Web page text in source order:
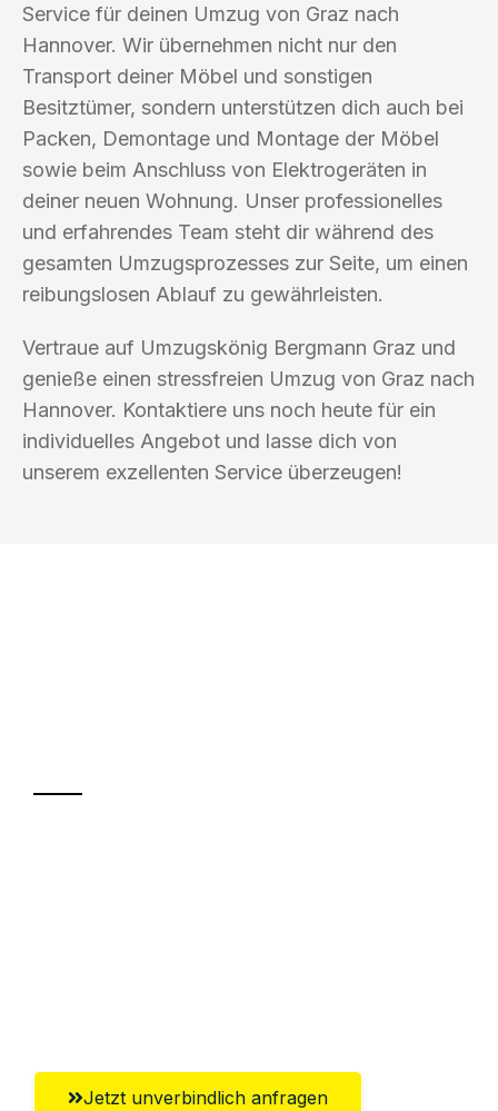
Service für deinen Umzug von Graz nach
Hannover. Wir übernehmen nicht nur den
Transport deiner Möbel und sonstigen
Besitztümer, sondern unterstützen dich auch bei
Packen, Demontage und Montage der Möbel
sowie beim Anschluss von Elektrogeräten in
deiner neuen Wohnung. Unser professionelles
und erfahrendes Team steht dir während des
gesamten Umzugsprozesses zur Seite, um einen
reibungslosen Ablauf zu gewährleisten.
Vertraue auf Umzugskönig Bergmann Graz und
genieße einen stressfreien Umzug von Graz nach
Hannover. Kontaktiere uns noch heute für ein
individuelles Angebot und lasse dich von
unserem exzellenten Service überzeugen!
Jetzt unverbindlich anfragen